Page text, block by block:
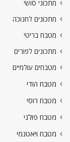
מתכוני סושי
מתכונים לחנוכה
מטבח בריטי
מתכונים לפורים
מטבחים עולמיים
מטבח הודי
מטבח רוסי
מטבח פולני
מטבח ויאטנמי